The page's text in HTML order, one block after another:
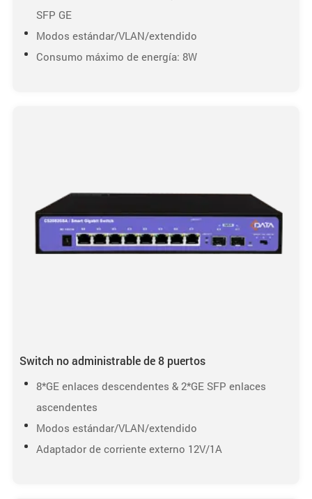
SFP GE
Modos estándar/VLAN/extendido
Consumo máximo de energía: 8W
Switch no administrable de 8 puertos
8*GE enlaces descendentes & 2*GE SFP enlaces
ascendentes
Modos estándar/VLAN/extendido
Adaptador de corriente externo 12V/1A